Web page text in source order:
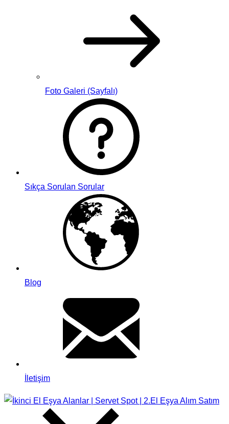
Foto Galeri (Sayfalı)
Sıkça Sorulan Sorular
Blog
İletişim